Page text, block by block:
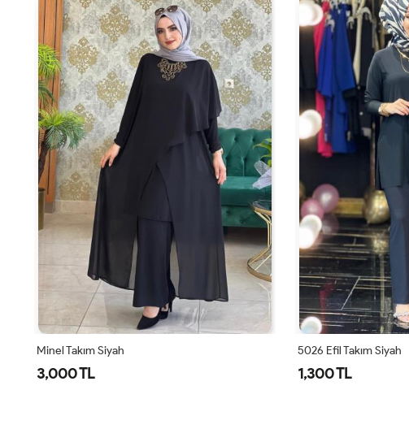
5026 Efil Takım Siyah
1,300 TL
5026 Efil Takım Lacivert
1,300 TL